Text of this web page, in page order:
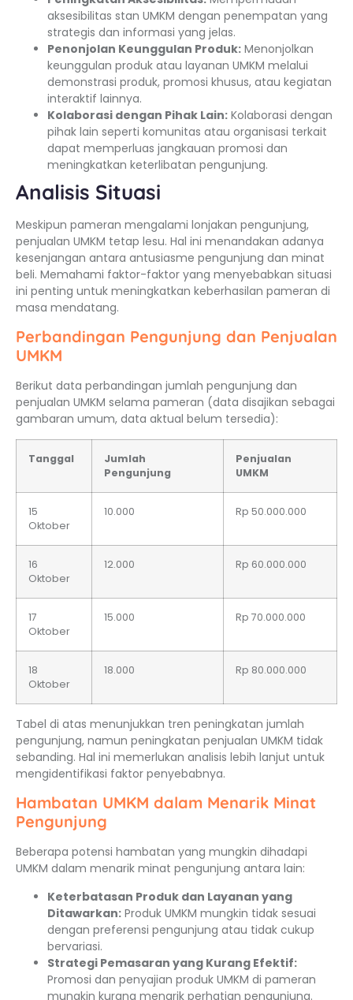
aksesibilitas stan UMKM dengan penempatan yang
strategis dan informasi yang jelas.
Penonjolan Keunggulan Produk: Menonjolkan
keunggulan produk atau layanan UMKM melalui
demonstrasi produk, promosi khusus, atau kegiatan
interaktif lainnya.
Kolaborasi dengan Pihak Lain: Kolaborasi dengan
pihak lain seperti komunitas atau organisasi terkait
dapat memperluas jangkauan promosi dan
meningkatkan keterlibatan pengunjung.
Analisis Situasi
Meskipun pameran mengalami lonjakan pengunjung,
penjualan UMKM tetap lesu. Hal ini menandakan adanya
kesenjangan antara antusiasme pengunjung dan minat
beli. Memahami faktor-faktor yang menyebabkan situasi
ini penting untuk meningkatkan keberhasilan pameran di
masa mendatang.
Perbandingan Pengunjung dan Penjualan
UMKM
Berikut data perbandingan jumlah pengunjung dan
penjualan UMKM selama pameran (data disajikan sebagai
gambaran umum, data aktual belum tersedia):
Tanggal
Jumlah
Pengunjung
Penjualan
UMKM
15
Oktober
10.000 Rp 50.000.000
16
Oktober
12.000 Rp 60.000.000
17
Oktober
15.000 Rp 70.000.000
18
Oktober
18.000 Rp 80.000.000
Tabel di atas menunjukkan tren peningkatan jumlah
pengunjung, namun peningkatan penjualan UMKM tidak
sebanding. Hal ini memerlukan analisis lebih lanjut untuk
mengidentifikasi faktor penyebabnya.
Hambatan UMKM dalam Menarik Minat
Pengunjung
Beberapa potensi hambatan yang mungkin dihadapi
UMKM dalam menarik minat pengunjung antara lain:
Keterbatasan Produk dan Layanan yang
Ditawarkan: Produk UMKM mungkin tidak sesuai
dengan preferensi pengunjung atau tidak cukup
bervariasi.
Strategi Pemasaran yang Kurang Efektif:
Promosi dan penyajian produk UMKM di pameran
mungkin kurang menarik perhatian pengunjung.